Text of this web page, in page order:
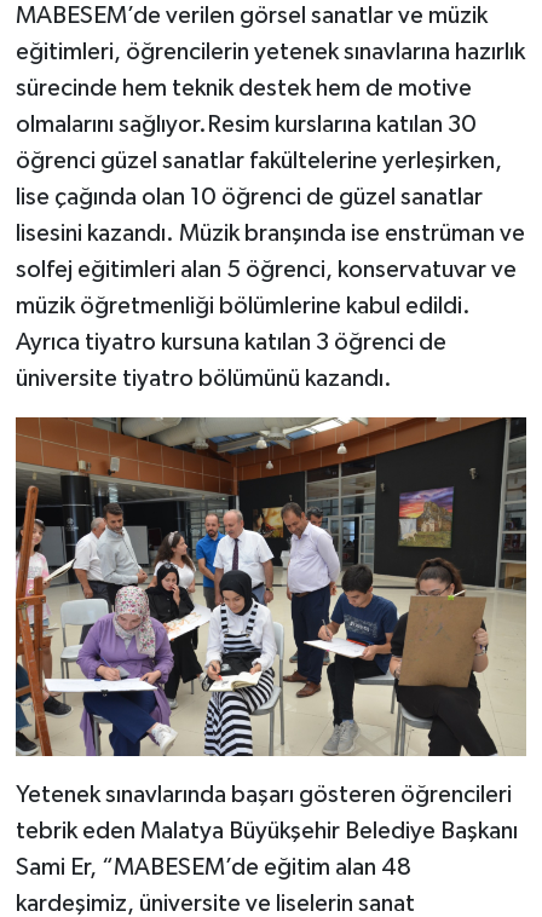
MABESEM’de verilen görsel sanatlar ve müzik
eğitimleri, öğrencilerin yetenek sınavlarına hazırlık
sürecinde hem teknik destek hem de motive
olmalarını sağlıyor.Resim kurslarına katılan 30
öğrenci güzel sanatlar fakültelerine yerleşirken,
lise çağında olan 10 öğrenci de güzel sanatlar
lisesini kazandı. Müzik branşında ise enstrüman ve
solfej eğitimleri alan 5 öğrenci, konservatuvar ve
müzik öğretmenliği bölümlerine kabul edildi.
Ayrıca tiyatro kursuna katılan 3 öğrenci de
üniversite tiyatro bölümünü kazandı.
Yetenek sınavlarında başarı gösteren öğrencileri
tebrik eden Malatya Büyükşehir Belediye Başkanı
Sami Er, “MABESEM’de eğitim alan 48
kardeşimiz, üniversite ve liselerin sanat